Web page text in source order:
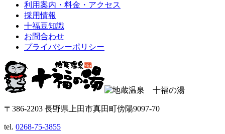
利用案内・料金・アクセス
採用情報
十福豆知識
お問合わせ
プライバシーポリシー
〒386-2203 長野県上田市真田町傍陽9097-70
tel. 0268-75-3855